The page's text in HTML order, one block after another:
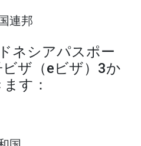
連邦
ネシアパスポー
ビザ（eビザ）3か
す：